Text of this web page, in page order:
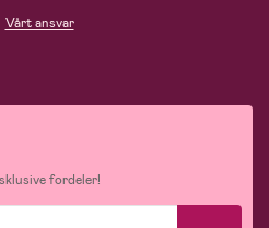
Vårt ansvar
fordeler!